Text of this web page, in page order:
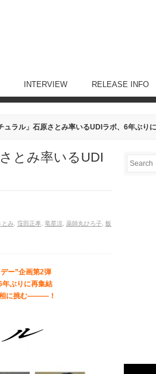
INTERVIEW RELEASE INFO
ュラル」石原さとみ率いるUDIラボ、6年ぶり
とみ率いるUDI
とみ 窪田正孝 竜星涼 薬師丸ひろ子 飯
ー”企画第2弾
年ぶりに再集結
相に挑む―――！